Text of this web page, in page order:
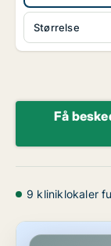
Størrelse
Få
9 kliniklokaler
Butik i Aalborg